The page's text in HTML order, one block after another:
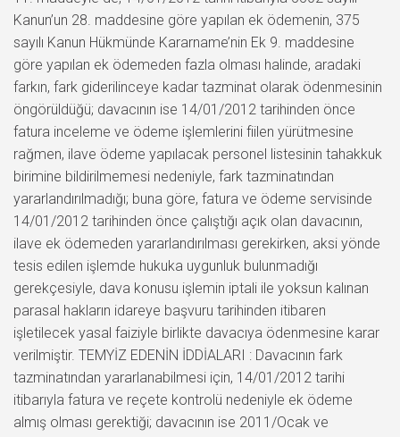
Kanun’un 28. maddesine göre yapılan ek ödemenin, 375
sayılı Kanun Hükmünde Kararname’nin Ek 9. maddesine
göre yapılan ek ödemeden fazla olması halinde, aradaki
farkın, fark giderilinceye kadar tazminat olarak ödenmesinin
öngörüldüğü; davacının ise 14/01/2012 tarihinden önce
fatura inceleme ve ödeme işlemlerini fiilen yürütmesine
rağmen, ilave ödeme yapılacak personel listesinin tahakkuk
birimine bildirilmemesi nedeniyle, fark tazminatından
yararlandırılmadığı; buna göre, fatura ve ödeme servisinde
14/01/2012 tarihinden önce çalıştığı açık olan davacının,
ilave ek ödemeden yararlandırılması gerekirken, aksi yönde
tesis edilen işlemde hukuka uygunluk bulunmadığı
gerekçesiyle, dava konusu işlemin iptali ile yoksun kalınan
parasal hakların idareye başvuru tarihinden itibaren
işletilecek yasal faiziyle birlikte davacıya ödenmesine karar
verilmiştir. TEMYİZ EDENİN İDDİALARI : Davacının fark
tazminatından yararlanabilmesi için, 14/01/2012 tarihi
itibarıyla fatura ve reçete kontrolü nedeniyle ek ödeme
almış olması gerektiği; davacının ise 2011/Ocak ve